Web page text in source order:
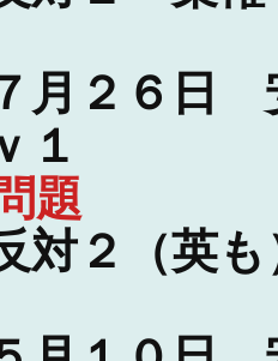
月２６日
１
題
対２（英